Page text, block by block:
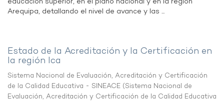
Arequipa, detallando el nivel de avance y las ...
Estado de la Acreditación y la Certificación en
la región Ica
Sistema Nacional de Evaluación, Acreditación y Certificación
de la Calidad Educativa - SINEACE (Sistema Nacional de
Evaluación, Acreditación y Certificación de la Calidad Educativa